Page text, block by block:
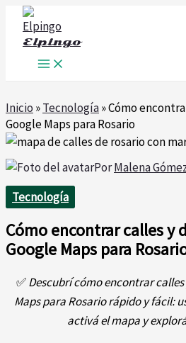
contenido
Elpingo
Inicio »Tecnología»Cómo
Google Maps para Rosario
PorMalena
Tecnología
Cómo encontrar calles y
Google Maps para
✅Descubrí cómo encontrar
Maps para Rosario rápido y fácil:
activá el mapa y